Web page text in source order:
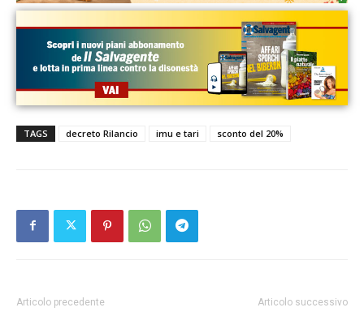
TAGS decreto Rilancio imu e tari sconto del 20%
Articolo precedente Articolo successivo